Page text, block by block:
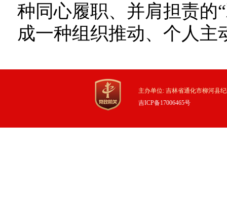
种同心履职、并肩担责的
成一种组织推动、个人主
主办单位: 吉林省通化市柳河县
吉ICP备17006465号